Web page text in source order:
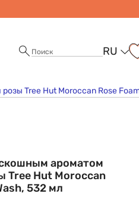
RU
Tree Hut Moroccan Rose
ароматом
Tree Hut Moroccan
532 мл